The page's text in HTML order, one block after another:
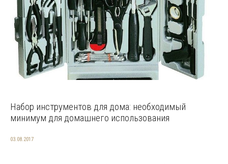
Набор инструментов для дома: необходимый
минимум для домашнего использования
03.08.2017